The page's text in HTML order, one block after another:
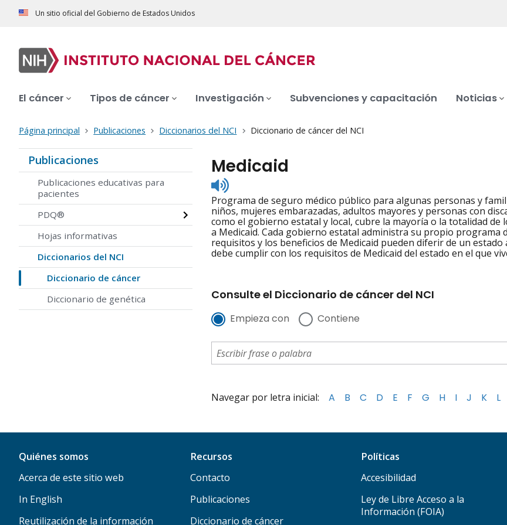
Un sitio oficial del Gobierno de Estados Unidos
El cáncer Tipos de cáncer Investigación Subvenciones y capacitación Noticias
Página principal Publicaciones Diccionarios del NCI Diccionario de cáncer del NCI
Publicaciones
Publicaciones educativas para
pacientes
PDQ®
Hojas informativas
Diccionarios del NCI
Diccionario de cáncer
Diccionario de genética
Medicaid
Listen
to
pronunciation
Programa de seguro médico público para algunas personas y
niños, mujeres embarazadas, adultos mayores y personas con
como el gobierno estatal y local, cubre la mayoría o la totalidad de
a Medicaid. Cada gobierno estatal administra su propio programa
requisitos y los beneficios de Medicaid pueden diferir de un
debe cumplir con los requisitos de Medicaid del estado en el que
Consulte el Diccionario de cáncer del NCI
Empieza con Contiene
Navegar por letra inicial: A B C D E F G H I J K L
Quiénes somos
Acerca de este sitio web
In English
Reutilización de la información
Recursos
Contacto
Publicaciones
Diccionario de cáncer
Políticas
Accesibilidad
Ley de Libre Acceso a la
Información (FOIA)